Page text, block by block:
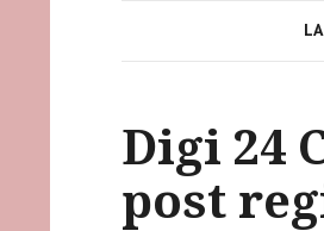
Digi 24
post